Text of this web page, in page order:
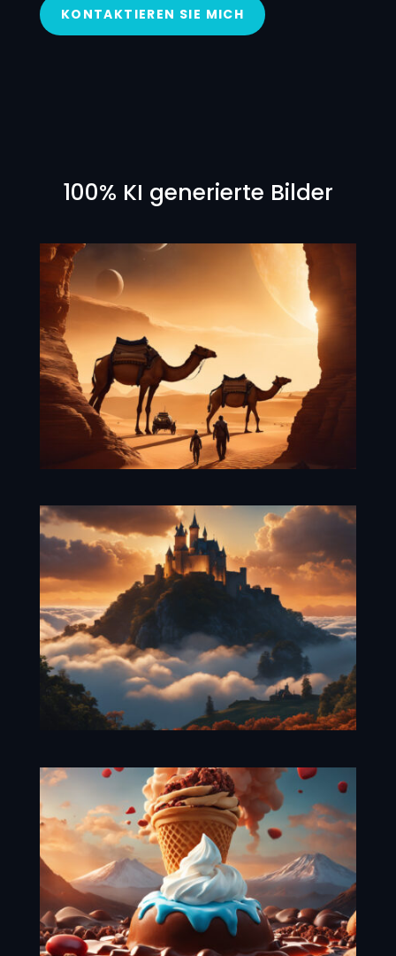
KONTAKTIEREN SIE MICH
100% KI generierte Bilder